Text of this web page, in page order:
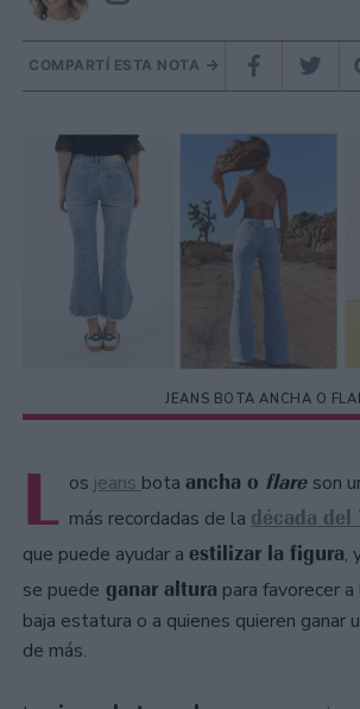
COMPARTÍ ESTA NOTA
JEANS BOTA ANCHA O
L os jeans bota ancha o flare son
más recordadas de la década del
que puede ayudar a estilizar la figura,
se puede ganar altura para favorecer
baja estatura o a quienes quieren ganar
de más.